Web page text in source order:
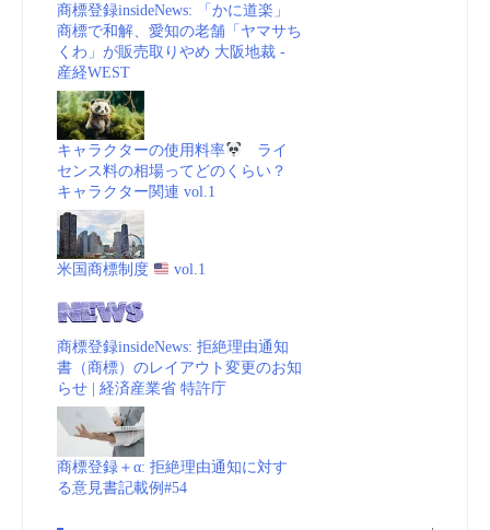
商標登録insideNews: 「かに道楽」
商標で和解、愛知の老舗「ヤマサち
くわ」が販売取りやめ 大阪地裁 -
産経WEST
キャラクターの使用料率
ライ
センス料の相場ってどのくらい？
キャラクター関連 vol.1
米国商標制度 vol.1
商標登録insideNews: 拒絶理由通知
書（商標）のレイアウト変更のお知
らせ | 経済産業省 特許庁
商標登録＋α: 拒絶理由通知に対す
る意見書記載例#54